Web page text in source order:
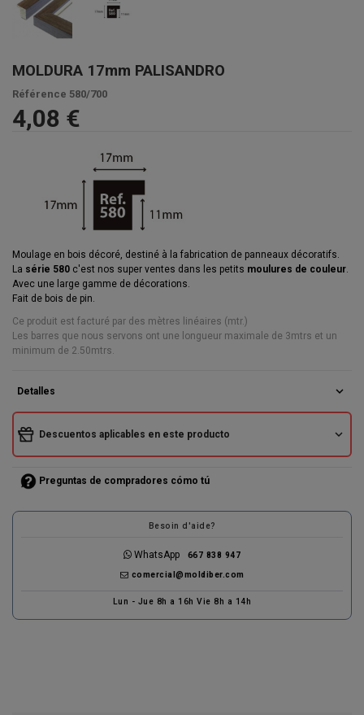
MOLDURA 17mm PALISANDRO
Référence 580/700
4,08 €
Moulage en bois décoré, destiné à la fabrication de panneaux décoratifs.
La série 580 c'est nos super ventes dans les petits moulures de couleur.
Avec une large gamme de décorations.
Fait de bois de pin.
Ce produit est facturé par des mètres linéaires (mtr.)
Les barres que nous servons ont une longueur maximale de 3mtrs et un
minimum de 2.50mtrs.
Detalles expand_more
Descuentos aplicables en este producto expand_more
Preguntas de compradores cómo tú
Besoin d'aide?
WhatsApp 667 838 947
comercial@moldiber.com
Lun - Jue 8h a 16h Vie 8h a 14h